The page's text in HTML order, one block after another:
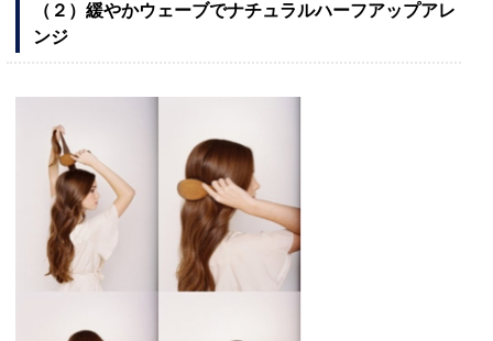
（２）緩やかウェーブでナチュラルハーフアップアレ
ンジ